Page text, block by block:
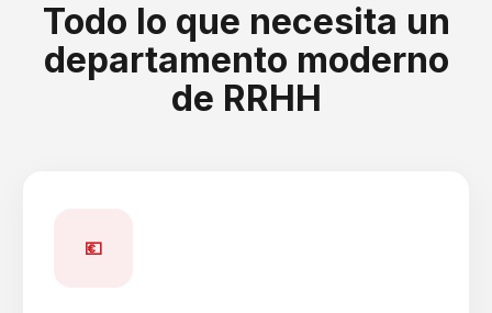
Todo lo que necesita un
departamento moderno
de RRHH
💶